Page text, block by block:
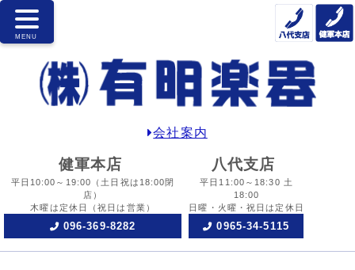
会社案内
健軍本店
平日10:00～19:00
（土日祝は18:00閉
店）
木曜は定休日
（祝日は営業）
096-369-8282
八代支店
平日11:00～18:30 土
18:00
日曜・火曜・祝日は定休日
0965-34-5115